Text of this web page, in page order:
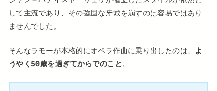
して主流であり、その強固な牙城を崩すのは容易ではあり
ませんでした。
そんなラモーが本格的にオペラ作曲に乗り出したのは、 よ
うやく50歳を過ぎてからでのこと。